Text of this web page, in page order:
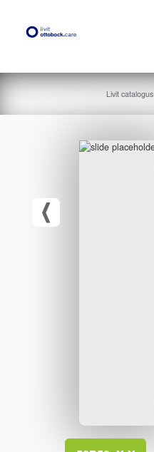
Livit catalogus